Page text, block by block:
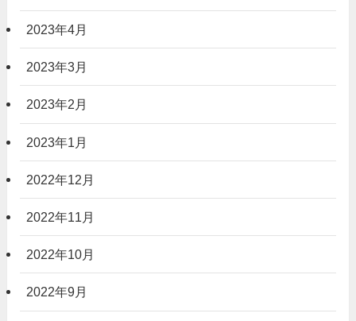
2023年4月
2023年3月
2023年2月
2023年1月
2022年12月
2022年11月
2022年10月
2022年9月